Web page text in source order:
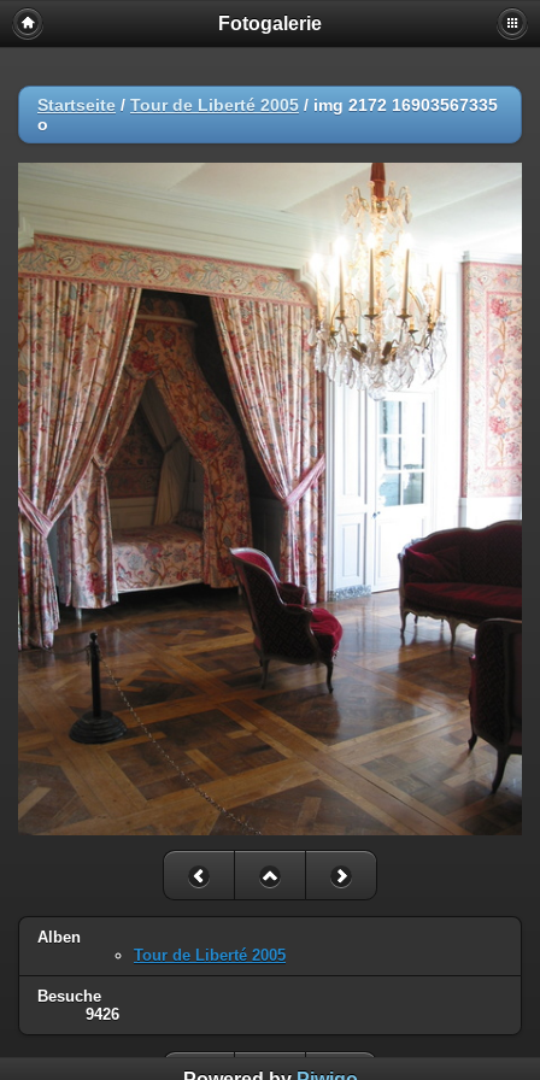
Fotogalerie
Startseite / Tour de Liberté 2005 / img 2172 16903567335
o
Alben
Tour de Liberté 2005
Besuche
9426